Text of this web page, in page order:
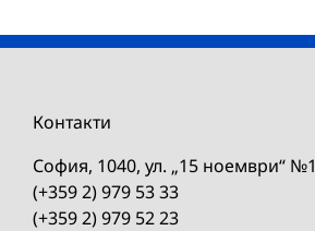
Контакти
София, 1040, ул. „15 ноември“ №1
(+359 2) 979 53 33
(+359 2) 979 52 23